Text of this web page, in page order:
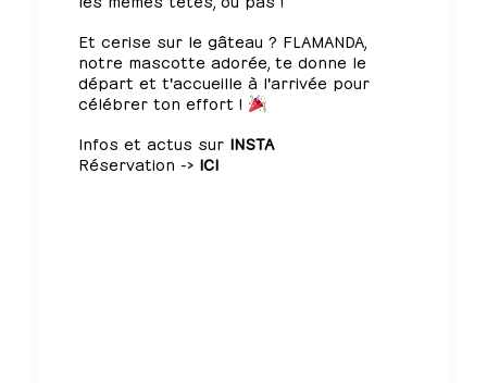
Et cerise sur le gâteau ? FLAMANDA,
notre mascotte adorée, te donne le
départ et t'accueille à l'arrivée pour
célébrer ton effort !
Infos et actus sur INSTA
Réservation -> ICI